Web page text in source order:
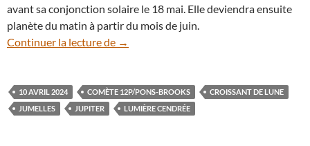
avant sa conjonction solaire le 18 mai. Elle deviendra ensuite
planète du matin à partir du mois de juin.
Continuer la lecture de 10 avril 2024 : Jupiter et la Lune saluent
→
10 AVRIL 2024 COMÈTE 12P/PONS-BROOKS
CROISSANT DE LUNE
JUMELLES
JUPITER LUMIÈRE CENDRÉE